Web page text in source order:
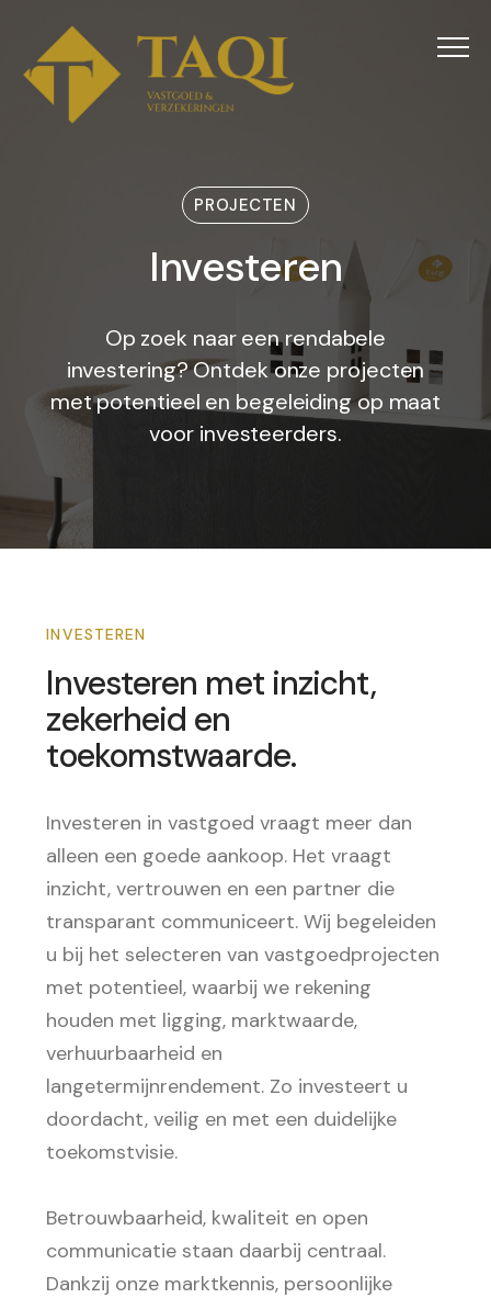
PROJECTEN
Investeren
Investeren
Op zoek naar een rendabele
investering? Ontdek onze projecten
met potentieel en begeleiding op maat
voor investeerders.
INVESTEREN
Investeren met inzicht,
zekerheid en
toekomstwaarde.
Investeren in vastgoed vraagt meer dan
alleen een goede aankoop. Het vraagt
inzicht, vertrouwen en een partner die
transparant communiceert. Wij begeleiden
u bij het selecteren van vastgoedprojecten
met potentieel, waarbij we rekening
houden met ligging, marktwaarde,
verhuurbaarheid en
langetermijnrendement. Zo investeert u
doordacht, veilig en met een duidelijke
toekomstvisie.
Betrouwbaarheid, kwaliteit en open
communicatie staan daarbij centraal.
Dankzij onze marktkennis, persoonlijke